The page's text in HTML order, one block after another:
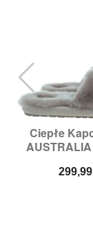
Ciepłe
Cena
299,99